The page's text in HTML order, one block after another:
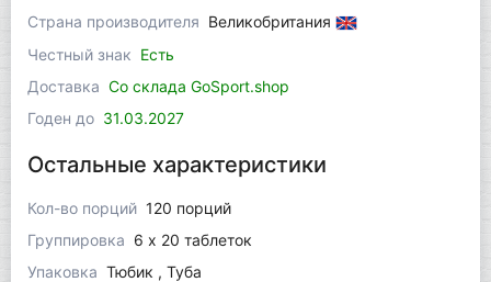
Страна производителя Великобритания
Честный знак Есть
Доставка Со склада GoSport.shop
Годен до 31.03.2027
Остальные характеристики
Кол-во порций 120 порций
Группировка 6 x 20 таблеток
Упаковка Тюбик , Туба